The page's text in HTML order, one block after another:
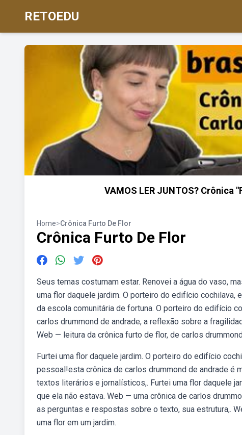
RETOEDU
VAMOS LER JUNTOS?
Home>Crônica Furto De Flor
Crônica Furto De Flor
Seus temas costumam estar. Renovei a água do vaso,
uma flor daquele jardim. O porteiro do edifício cochilava,
da escola comunitária de fortuna. O porteiro do edifício
carlos drummond de andrade, a reflexão sobre a
Web — leitura da crônica furto de flor, de carlos
Furtei uma flor daquele jardim. O porteiro do edifício
pessoal!esta crônica de carlos drummond de andrade é
textos literários e jornalísticos,. Furtei uma flor daquele
que ela não estava. Web — uma crônica de carlos
as perguntas e respostas sobre o texto, sua estrutura,.
uma flor em um jardim.